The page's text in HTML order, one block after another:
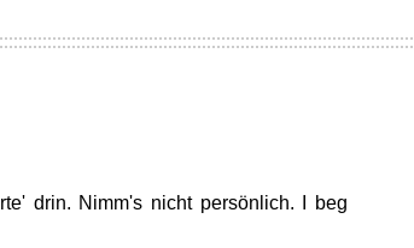
drin. Nimm's nicht persönlich. I beg